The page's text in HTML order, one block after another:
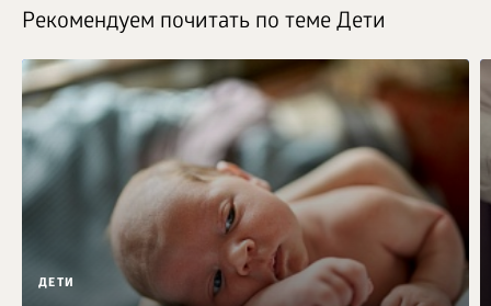
Рекомендуем почитать по теме Дети
ДЕТИ